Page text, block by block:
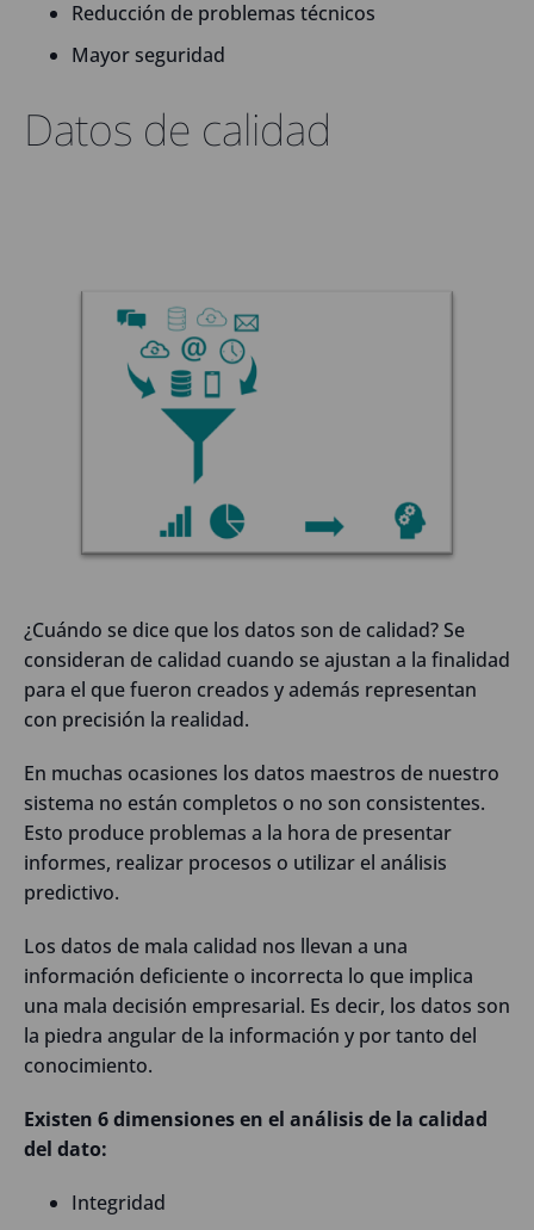
Reducción de problemas técnicos
Mayor seguridad
Datos de calidad
¿Cuándo se dice que los datos son de calidad? Se
consideran de calidad cuando se ajustan a la finalidad
para el que fueron creados y además representan
con precisión la realidad.
En muchas ocasiones los datos maestros de nuestro
sistema no están completos o no son consistentes.
Esto produce problemas a la hora de presentar
informes, realizar procesos o utilizar el análisis
predictivo.
Los datos de mala calidad nos llevan a una
información deficiente o incorrecta lo que implica
una mala decisión empresarial. Es decir, los datos son
la piedra angular de la información y por tanto del
conocimiento.
Existen 6 dimensiones en el análisis de la calidad
del dato:
Integridad